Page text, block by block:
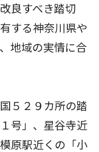
良すべき踏切
する神奈川県や
地域の実情に合
５２９カ所の踏
号」、星谷寺近
原駅近くの「小